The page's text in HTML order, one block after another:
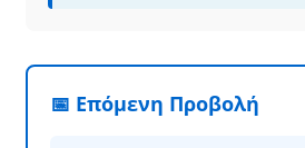
📅 Επόμενη Προβολή